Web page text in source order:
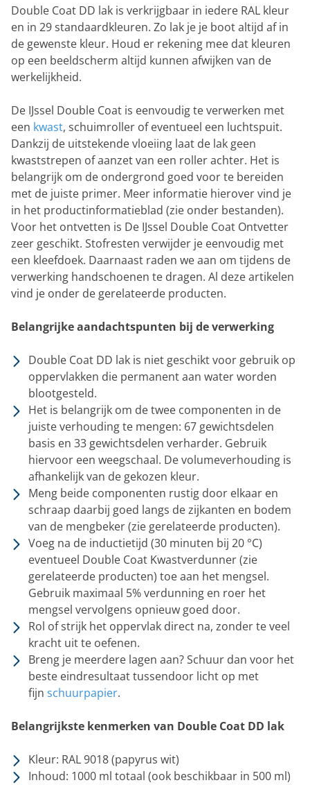
Double Coat DD lak is verkrijgbaar in iedere RAL kleur
en in 29 standaardkleuren. Zo lak je je boot altijd af in
de gewenste kleur. Houd er rekening mee dat kleuren
op een beeldscherm altijd kunnen afwijken van de
werkelijkheid.
De IJssel Double Coat is eenvoudig te verwerken met
een kwast, schuimroller of eventueel een luchtspuit.
Dankzij de uitstekende vloeiing laat de lak geen
kwaststrepen of aanzet van een roller achter. Het is
belangrijk om de ondergrond goed voor te bereiden
met de juiste primer. Meer informatie hierover vind je
in het productinformatieblad (zie onder bestanden).
Voor het ontvetten is De IJssel Double Coat Ontvetter
zeer geschikt. Stofresten verwijder je eenvoudig met
een kleefdoek. Daarnaast raden we aan om tijdens de
verwerking handschoenen te dragen. Al deze artikelen
vind je onder de gerelateerde producten.
Belangrijke aandachtspunten bij de verwerking
Double Coat DD lak is niet geschikt voor gebruik op
oppervlakken die permanent aan water worden
blootgesteld.
Het is belangrijk om de twee componenten in de
juiste verhouding te mengen: 67 gewichtsdelen
basis en 33 gewichtsdelen verharder. Gebruik
hiervoor een weegschaal. De volumeverhouding is
afhankelijk van de gekozen kleur.
Meng beide componenten rustig door elkaar en
schraap daarbij goed langs de zijkanten en bodem
van de mengbeker (zie gerelateerde producten).
Voeg na de inductietijd (30 minuten bij 20 °C)
eventueel Double Coat Kwastverdunner (zie
gerelateerde producten) toe aan het mengsel.
Gebruik maximaal 5% verdunning en roer het
mengsel vervolgens opnieuw goed door.
Rol of strijk het oppervlak direct na, zonder te veel
kracht uit te oefenen.
Breng je meerdere lagen aan? Schuur dan voor het
beste eindresultaat tussendoor licht op met
fijn schuurpapier.
Belangrijkste kenmerken van Double Coat DD lak
Kleur: RAL 9018 (papyrus wit)
Inhoud: 1000 ml totaal (ook beschikbaar in 500 ml)